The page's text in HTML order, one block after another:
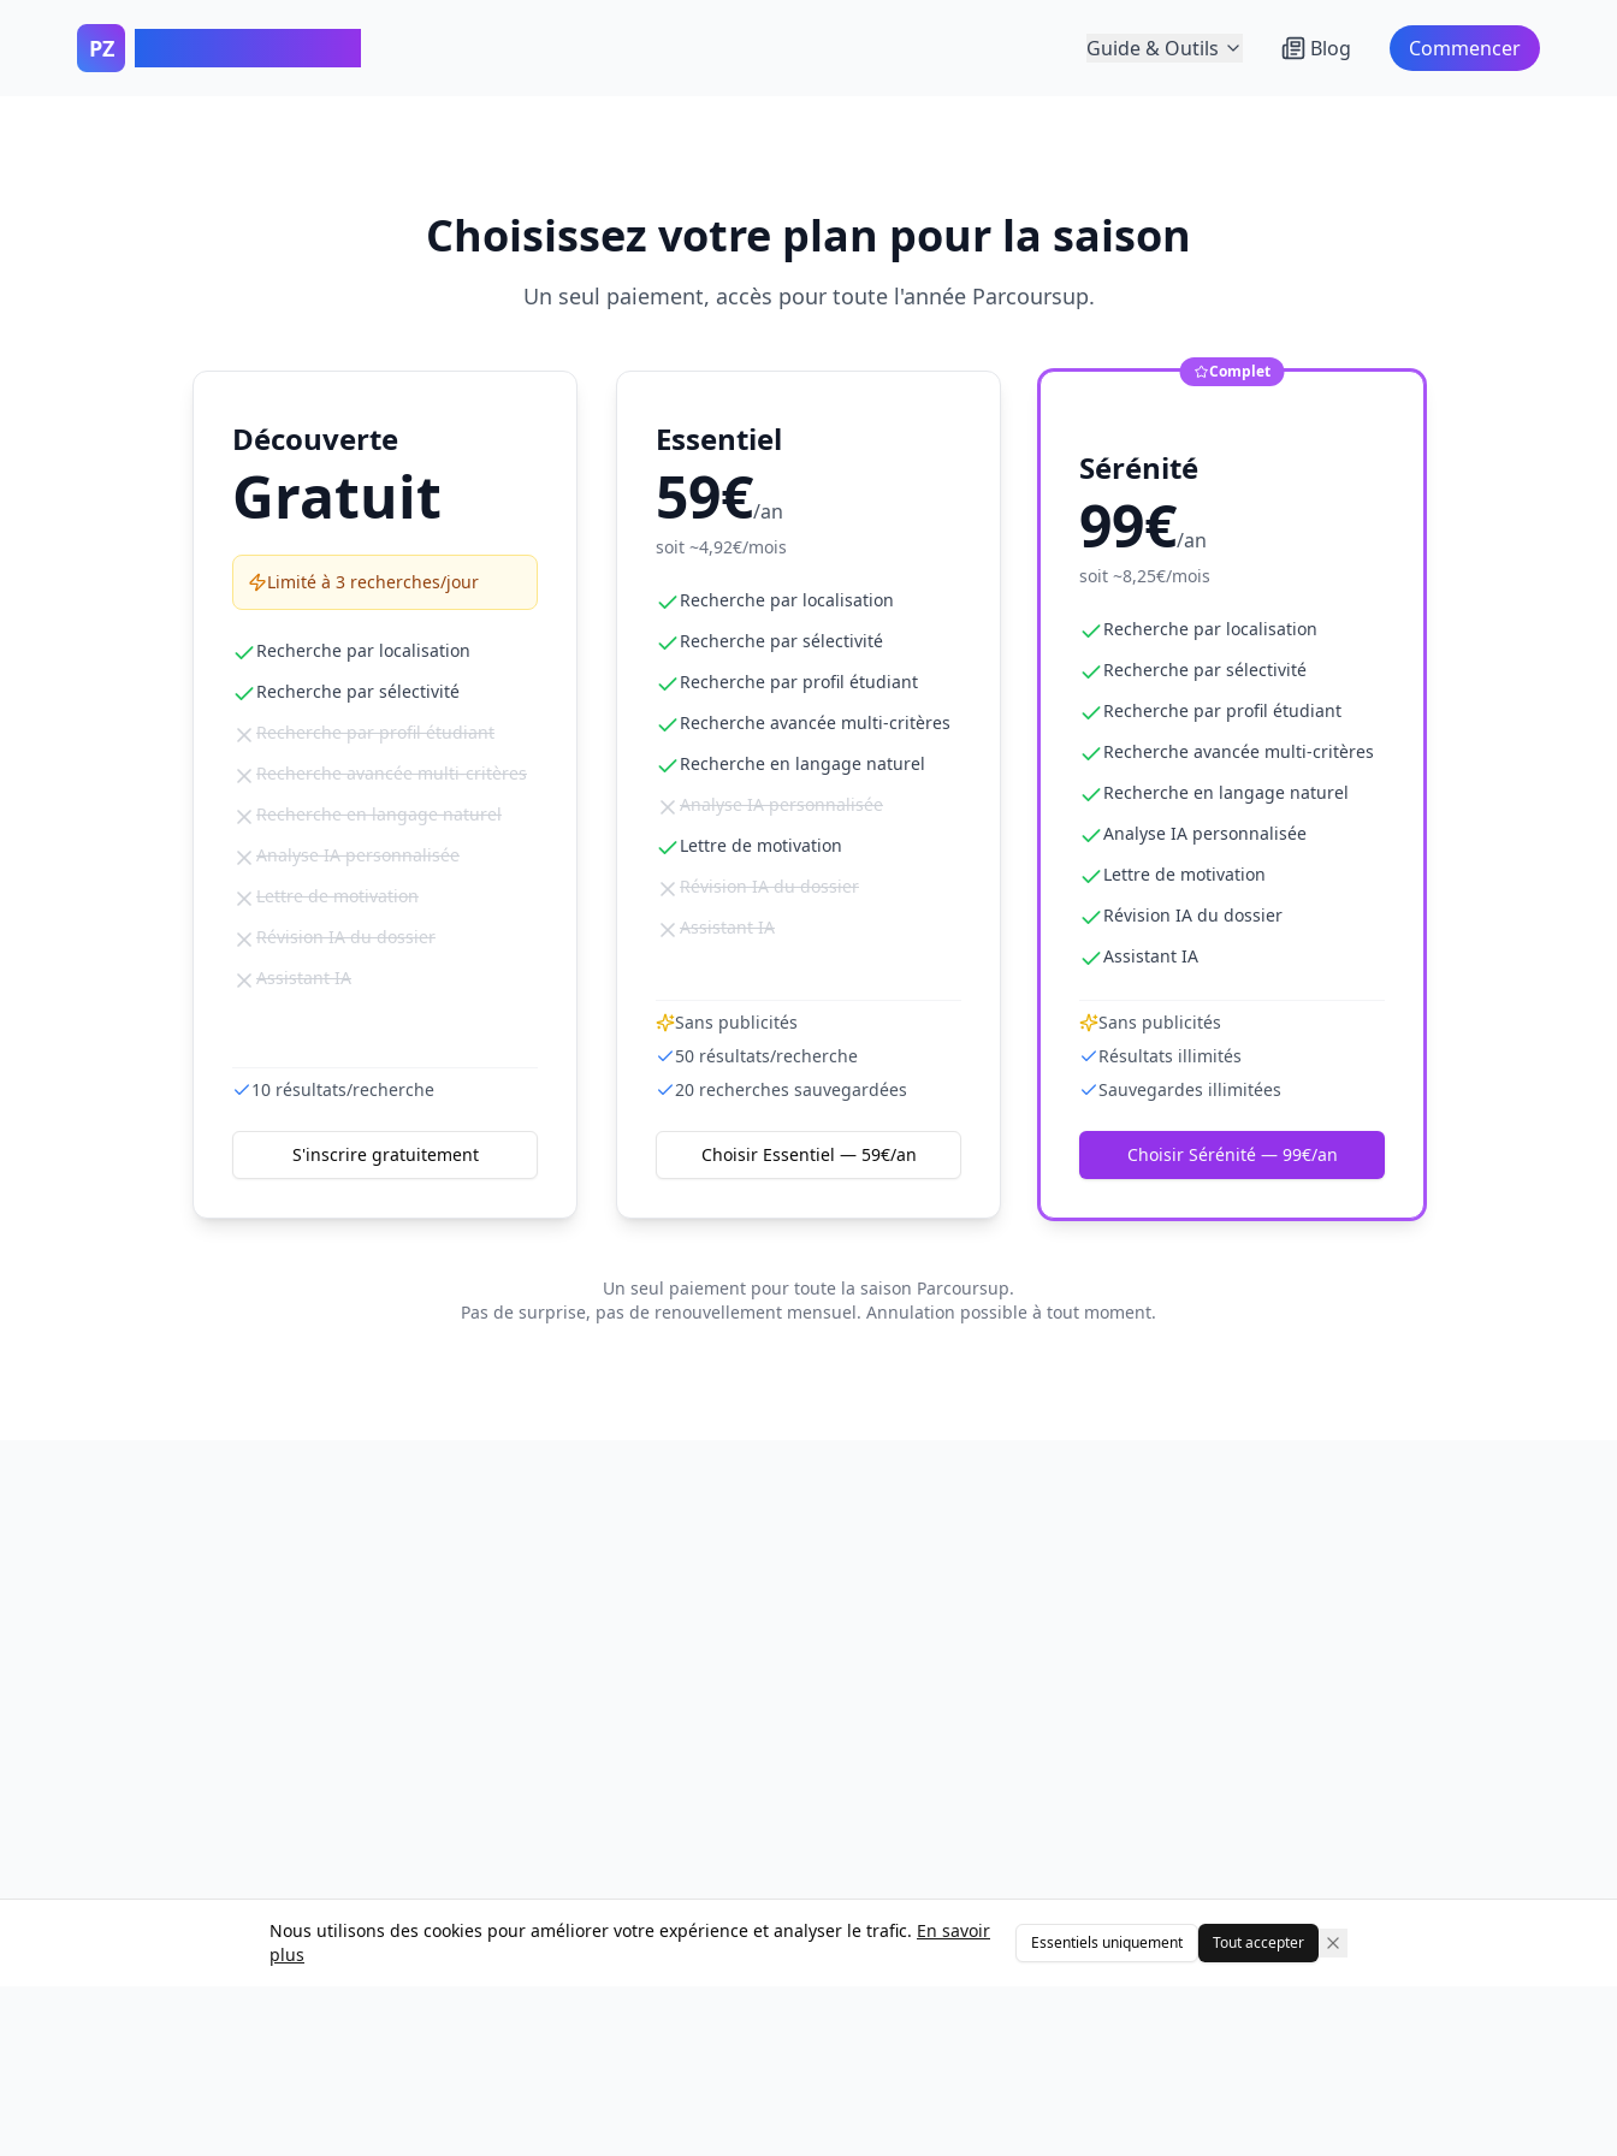
PZ Guide & Outils Blog Commencer
Choisissez votre plan pour la saison
Un seul paiement, accès pour toute l'année Parcoursup.
Découverte
Gratuit
Limité à 3 recherches/jour
Recherche par localisation
Recherche par sélectivité
Recherche par profil étudiant
Recherche avancée multi-critères
Recherche en langage naturel
Analyse IA personnalisée
Lettre de motivation
Révision IA du dossier
Assistant IA
10 résultats/recherche
S'inscrire gratuitement
Essentiel
59€/an
soit ~4,92€/mois
Recherche par localisation
Recherche par sélectivité
Recherche par profil étudiant
Recherche avancée multi-critères
Recherche en langage naturel
Analyse IA personnalisée
Lettre de motivation
Révision IA du dossier
Assistant IA
Sans publicités
50 résultats/recherche
20 recherches sauvegardées
Choisir Essentiel — 59€/an
Complet
Sérénité
99€/an
soit ~8,25€/mois
Recherche par localisation
Recherche par sélectivité
Recherche par profil étudiant
Recherche avancée multi-critères
Recherche en langage naturel
Analyse IA personnalisée
Lettre de motivation
Révision IA du dossier
Assistant IA
Sans publicités
Résultats illimités
Sauvegardes illimitées
Choisir Sérénité — 99€/an
Un seul paiement pour toute la saison Parcoursup.
Pas de surprise, pas de renouvellement mensuel. Annulation possible à tout moment.
Nous utilisons des cookies pour améliorer votre expérience et analyser le trafic. En savoir
plus
Essentiels uniquement Tout accepter